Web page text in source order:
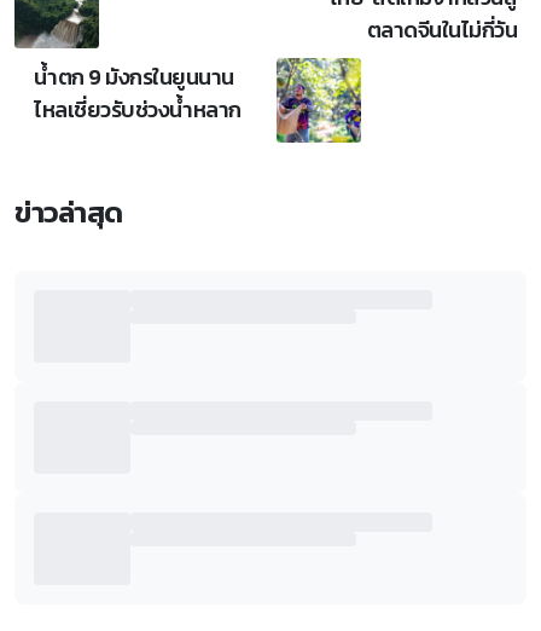
น้ำตก 9 มังกรในยูนนาน
ไหลเชี่ยวรับช่วงน้ำหลาก
ตลาดจีนในไม่กี่วัน
ข่าวล่าสุด